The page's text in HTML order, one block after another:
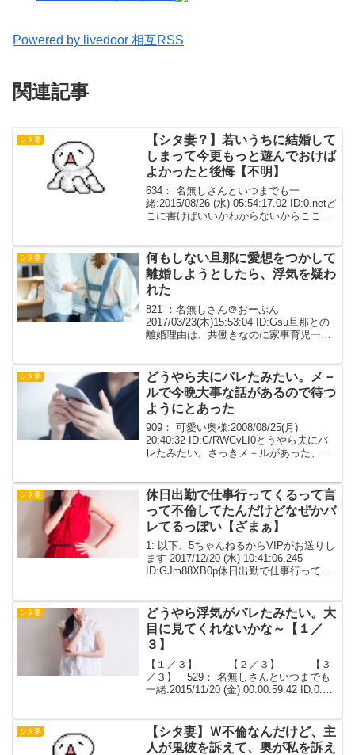
Powered by livedoor 相互RSS
関連記事
シタ妻
【シタ妻？】若いうちに結婚して
しまって今更もっと遊んでおけば
よかったと後悔【不明】
634： 名無しさんといつまでも一
緒:2015/08/26 (水) 05:54:17.02 ID:0.netど
こに書けばいいかわからないからここに
同じ年頃の女○は恋愛し...
シタ妻
何もしない旦那に愛想をつかして
離婚しようとしたら、浮気を疑わ
れた
821 ：名無しさん＠おーぷん
2017/03/23(木)15:53:04 ID:Gsu旦那との
離婚理由は、共働きなのに家事育児一切
から一緒に暮らし初めて、最初の頃は家
事...
シタ妻
どうやら夫にバレたみたい。メ－
ルで今晩大事な話があるので待つ
ようにとあった
909： 可愛い奥様:2008/08/25(月)
20:40:32 ID:C/RWCvLI0どうやら夫にバ
レたみたい。さっきメ－ルがあった、ど
ID:KAOe3mY...
シタ妻
休日出勤で仕事行ってくるって言
って不倫してたんだけどなぜかバ
レてるっぽい【ざまぁ】
1: 以下、5ちゃんねるからVIPがお送りし
ます 2017/12/20 (水) 10:41:06.245
ID:GJm88XB0p休日出勤で仕事行ってく
ろそろ本当の事言...
シタ妻
どうやら浮気がバレたみたい。大
目に見てくれないかな～【１／
３】
【１／３】 【２／３】 【３
／３】 529： 名無しさんといつまでも
一緒:2015/11/20 (金) 00:00:59.42 ID:0.net
530： 名無し...
シタ妻
【シタ妻】Ｗ不倫なんだけど、主
人が鬼彼を訴えて、奥が私を訴え